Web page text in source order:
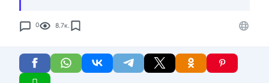
0 8.7к.